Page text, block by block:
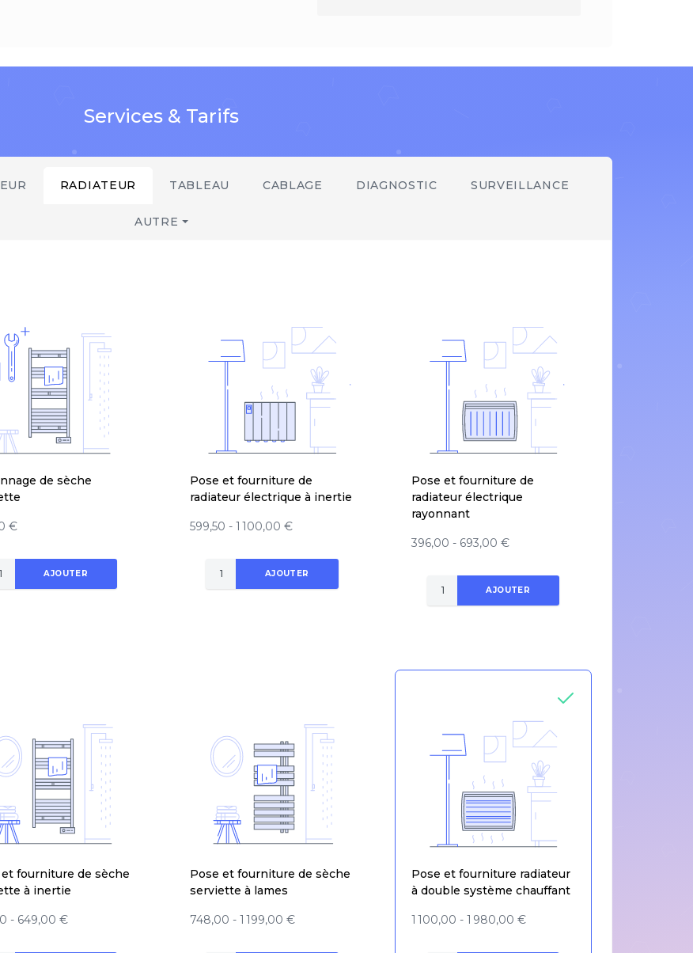
Services & Tarifs
RADIATEUR TABLEAU CABLAGE DIAGNOSTIC SURVEILLANCE
AUTRE
de sèche
€
AJOUTER
Pose et fourniture de
radiateur électrique à inertie
599,50 - 1 100,00 €
AJOUTER
Pose et fourniture de
radiateur électrique
rayonnant
396,00 - 693,00 €
AJOUTER
et fourniture de sèche
à inertie
- 649,00 €
Pose et fourniture de sèche
serviette à lames
748,00 - 1 199,00 €
Pose et fourniture radiateur
à double système chauffant
1 100,00 - 1 980,00 €